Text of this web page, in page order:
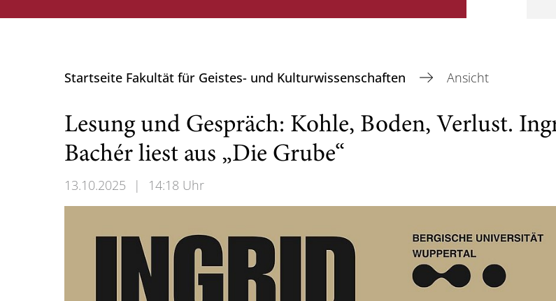
Startseite Fakultät für Geistes- und Kulturwissenschaften Ansicht
Lesung und Gespräch: Kohle, Boden, Verlust.
Bachér liest aus „Die Grube“
13.10.2025 | 14:18 Uhr